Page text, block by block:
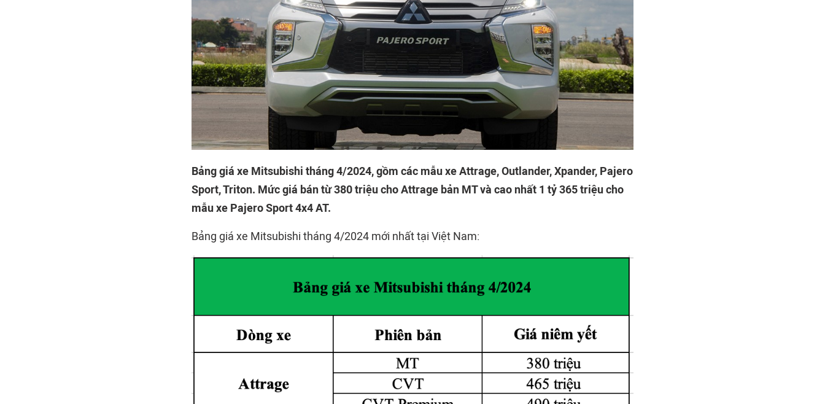
Bảng giá xe Mitsubishi tháng 4/2024, gồm các mẫu xe Attrage, Outlander, Xpander, Pajero
Sport, Triton. Mức giá bán từ 380 triệu cho Attrage bản MT và cao nhất 1 tỷ 365 triệu cho
mẫu xe Pajero Sport 4x4 AT.
Bảng giá xe Mitsubishi tháng 4/2024 mới nhất tại Việt Nam: